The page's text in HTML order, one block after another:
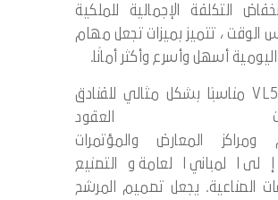
التكلفة الإجمالية للملكية
، تتميز بميزات تجعل مهام
أسهل وأسرع وأكثر أمانًا.
يعد VL500 مناسبًا بشكل مثالي للفنادق
العقود
ومراكز المعارض والمؤتمرات
إلى المباني العامة والتصنيع
الصناعية. يجعل تصميم المرشح